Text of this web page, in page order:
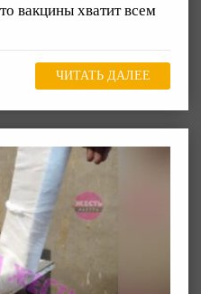
вакцины хватит всем
ЧИТАТЬ ДАЛЕЕ